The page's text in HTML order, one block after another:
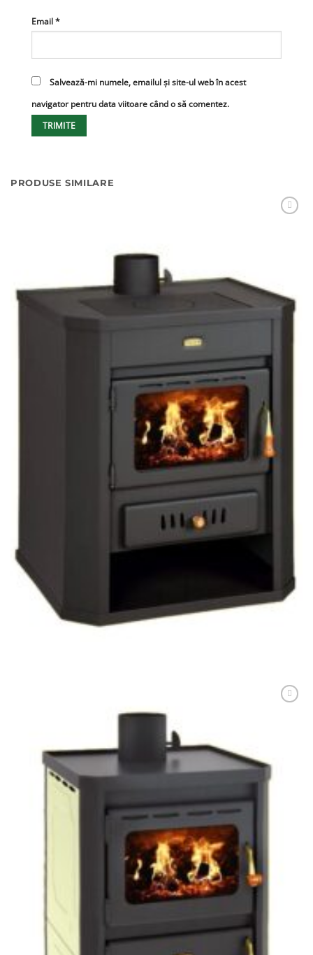
Email *
Salvează-mi numele, emailul și site-ul web în acest
navigator pentru data viitoare când o să comentez.
PRODUSE SIMILARE
PRITY CLASIC
Soba metalică, Prity, WD, 118 kg, 78 cm x 65 cm x 55 cm
2.203,00lei